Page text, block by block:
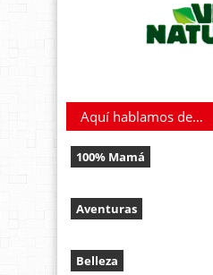
Aquí hablamos de…
100% Mamá
Aventuras
Belleza